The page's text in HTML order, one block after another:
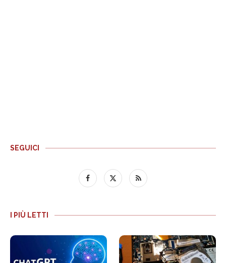
SEGUICI
I PIÙ LETTI